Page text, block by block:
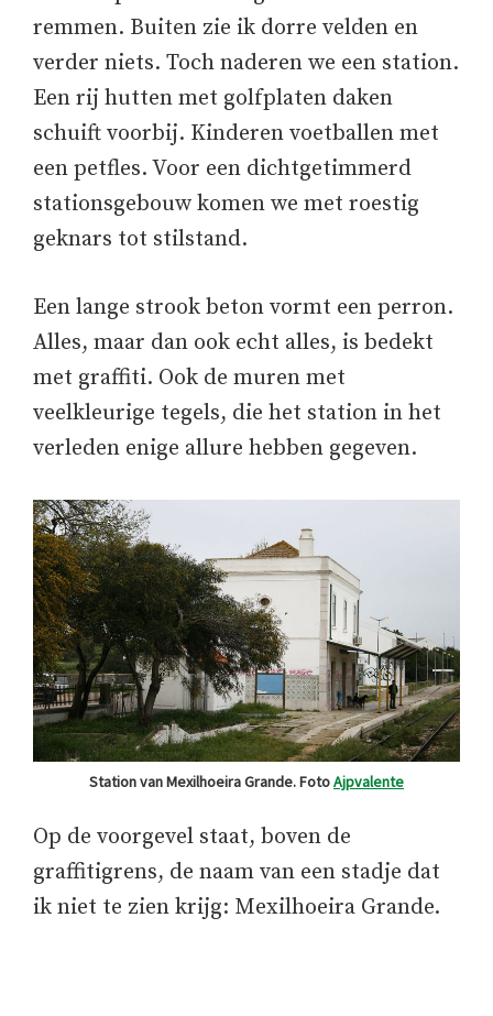
remmen. Buiten zie ik dorre velden en
verder niets. Toch naderen we een station.
Een rij hutten met golfplaten daken
schuift voorbij. Kinderen voetballen met
een petfles. Voor een dichtgetimmerd
stationsgebouw komen we met roestig
geknars tot stilstand.
Een lange strook beton vormt een perron.
Alles, maar dan ook echt alles, is bedekt
met graffiti. Ook de muren met
veelkleurige tegels, die het station in het
verleden enige allure hebben gegeven.
Station van Mexilhoeira Grande. FotoAjpvalente
Op de voorgevel staat, boven de
graffitigrens, de naam van een stadje dat
ik niet te zien krijg: Mexilhoeira Grande.